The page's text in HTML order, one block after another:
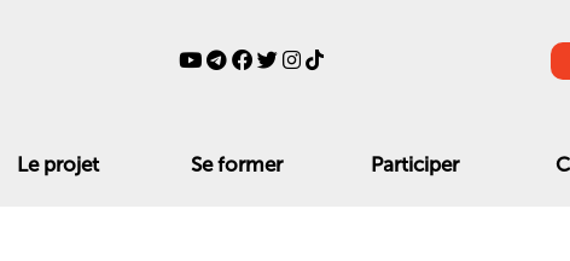
Le projet Se former Participer